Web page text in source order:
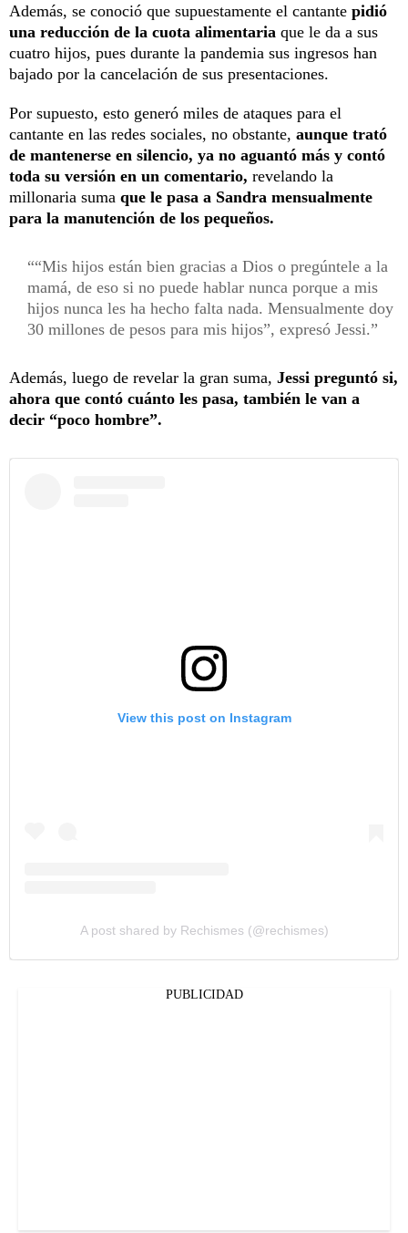
Además, se conoció que supuestamente el cantante pidió
una reducción de la cuota alimentaria que le da a sus
cuatro hijos, pues durante la pandemia sus ingresos han
bajado por la cancelación de sus presentaciones.
Por supuesto, esto generó miles de ataques para el
cantante en las redes sociales, no obstante, aunque trató
de mantenerse en silencio, ya no aguantó más y contó
toda su versión en un comentario, revelando la
millonaria suma que le pasa a Sandra mensualmente
para la manutención de los pequeños.
“Mis hijos están bien gracias a Dios o pregúntele a la
mamá, de eso si no puede hablar nunca porque a mis
hijos nunca les ha hecho falta nada. Mensualmente doy
30 millones de pesos para mis hijos”, expresó Jessi.
Además, luego de revelar la gran suma, Jessi preguntó si,
ahora que contó cuánto les pasa, también le van a
decir “poco hombre”.
View this post on Instagram
A post shared by Rechismes (@rechismes)
PUBLICIDAD